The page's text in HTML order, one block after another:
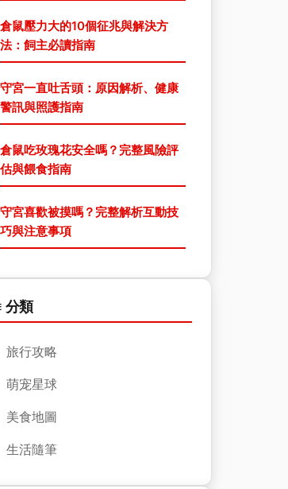
倉鼠壓力大的10個征兆與解決方
法：飼主必讀指南
守宮一直吐舌頭：原因解析、健康
警訊與照護指南
倉鼠吃玫瑰花安全嗎？完整風險評
估與餵食指南
守宮喜歡被摸嗎？完整解析互動技
巧與注意事項
分類
旅行攻略
萌宠星球
美食地圖
生活隨筆